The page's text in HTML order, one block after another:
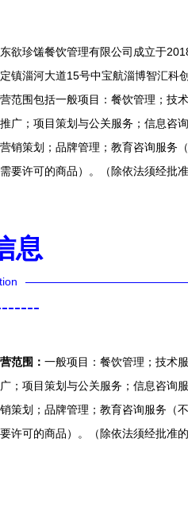
欲珍馐餐饮管理有限公司成立于
镇淄河大道15号中宝航淄博智汇科
范围包括一般项目：餐饮管理；技
广；项目策划与公关服务；信息咨
销策划；品牌管理；教育咨询服务
要许可的商品）。（除依法须经批
息
范围： 一般项目：餐饮管理；技术
；项目策划与公关服务；信息咨询
策划；品牌管理；教育咨询服务（
许可的商品）。（除依法须经批准